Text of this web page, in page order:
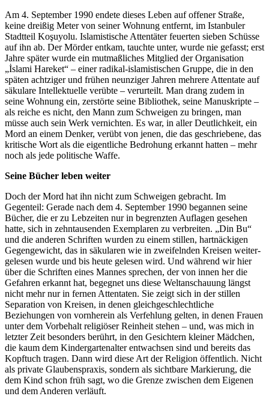
Am 4. September 1990 endete dieses Leben auf offener Straße,
keine dreißig Meter von seiner Wohnung entfernt, im Istanbuler
Stadtteil Koşuyolu. Islami­stische Attentäter feuerten sieben Schüsse
auf ihn ab. Der Mörder entkam, tauchte unter, wurde nie gefasst; erst
Jahre später wurde ein mutmaßliches Mitglied der Organisation
„İslami Hareket“ – einer radikal-islamis­tischen Gruppe, die in den
späten achtziger und frühen neunziger Jahren mehrere Attentate auf
säkulare Intelle­ktuelle verübte – verurteilt. Man drang zudem in
seine Wohnung ein, zerstörte seine Bibliothek, seine Manuskripte –
als reiche es nicht, den Mann zum Schweigen zu bringen, man
müsse auch sein Werk vernichten. Es war, in aller Deutlichkeit, ein
Mord an einem Denker, verübt von jenen, die das geschriebene, das
kritische Wort als die eigentliche Bedrohung erkannt hatten – mehr
noch als jede politische Waffe.
Seine Bücher leben weiter
Doch der Mord hat ihn nicht zum Schweigen gebracht. Im
Gegenteil: Gerade nach dem 4. September 1990 begannen seine
Bücher, die er zu Lebzeiten nur in begrenzten Auflagen gesehen
hatte, sich in zehnta­usenden Exemplaren zu verbreiten. „Din Bu“
und die anderen Schriften wurden zu einem stillen, hartnäckigen
Gegengewicht, das in säkularen wie in zweifelnden Kreisen weiter­
gelesen wurde und bis heute gelesen wird. Und während wir hier
über die Schriften eines Mannes sprechen, der von innen her die
Gefahren erkannt hat, begegnet uns diese Weltans­chauung längst
nicht mehr nur in fernen Attentaten. Sie zeigt sich in der stillen
Separation von Kreisen, in denen gleichgesc­hlechtliche
Beziehungen von vornherein als Verfehlung gelten, in denen Frauen
unter dem Vorbehalt religiöser Reinheit stehen – und, was mich in
letzter Zeit besonders berührt, in den Gesichtern kleiner Mädchen,
die kaum dem Kinderga­rtenalter entwachsen sind und bereits das
Kopftuch tragen. Dann wird diese Art der Religion öffentlich. Nicht
als private Glauben­spraxis, sondern als sichtbare Markierung, die
dem Kind schon früh sagt, wo die Grenze zwischen dem Eigenen
und dem Anderen verläuft.